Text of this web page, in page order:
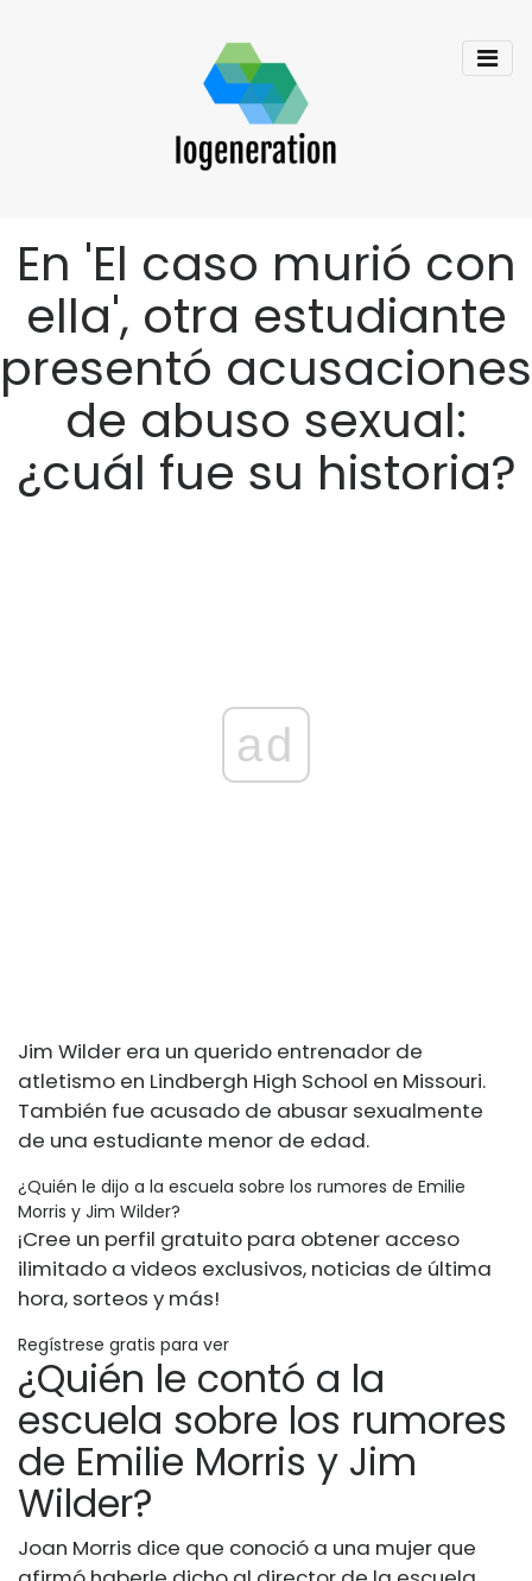
En 'El caso murió con
ella', otra estudiante
presentó acusaciones
de abuso sexual:
¿cuál fue su historia?
ad
Jim Wilder era un querido entrenador de
atletismo en Lindbergh High School en Missouri.
También fue acusado de abusar sexualmente
de una estudiante menor de edad.
¿Quién le dijo a la escuela sobre los rumores de Emilie
Morris y Jim Wilder?
¡Cree un perfil gratuito para obtener acceso
ilimitado a videos exclusivos, noticias de última
hora, sorteos y más!
Regístrese gratis para ver
¿Quién le contó a la
escuela sobre los rumores
de Emilie Morris y Jim
Wilder?
Joan Morris dice que conoció a una mujer que